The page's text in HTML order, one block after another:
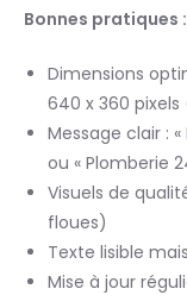
Bonnes pratiques :
Dimensions
640 x 360
Message clair :
ou « Plomberie
Visuels de
floues)
Texte lisible
Mise à jour